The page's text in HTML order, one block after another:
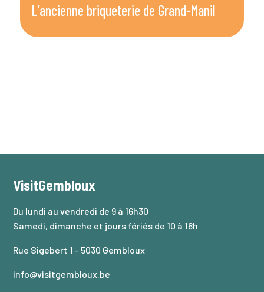
L’ancienne briqueterie de Grand-Manil
VisitGembloux
Du lundi au vendredi de 9 à 16h30
Samedi, dimanche et jours fériés de 10 à 16h
Rue Sigebert 1 - 5030 Gembloux
info@visitgembloux.be